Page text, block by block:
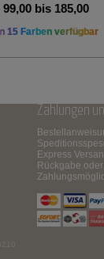
99,00 bis 185,00
15 Farben verfügbar
Zahlungen
Express
Rückgabe